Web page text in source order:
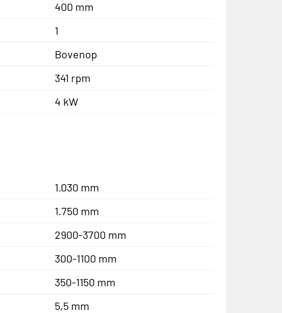
400 mm
1
Bovenop
341 rpm
4 kW
1.030 mm
1.750 mm
2900-3700 mm
300-1100 mm
350-1150 mm
5,5 mm